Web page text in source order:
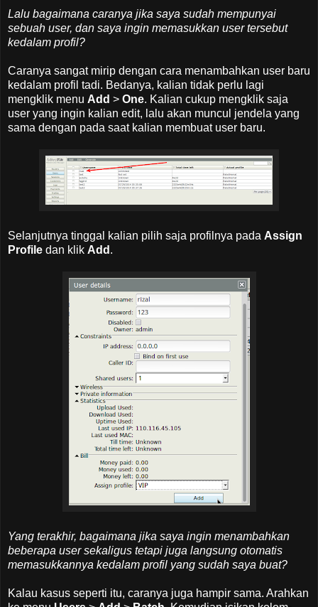
Lalu bagaimana caranya jika saya sudah mempunyai
sebuah user, dan saya ingin memasukkan user tersebut
kedalam profil?
Caranya sangat mirip dengan cara menambahkan user baru
kedalam profil tadi. Bedanya, kalian tidak perlu lagi
mengklik menu Add > One. Kalian cukup mengklik saja
user yang ingin kalian edit, lalu akan muncul jendela yang
sama dengan pada saat kalian membuat user baru.
Selanjutnya tinggal kalian pilih saja profilnya pada Assign
Profile dan klik Add .
Yang terakhir, bagaimana jika saya ingin menambahkan
beberapa user sekaligus tetapi juga langsung otomatis
memasukkannya kedalam profil yang sudah saya buat?
Kalau kasus seperti itu, caranya juga hampir sama. Arahkan